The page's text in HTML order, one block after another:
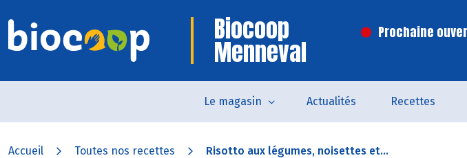
Biocoop
Menneval
Prochaine
Le magasin Actualités Recettes
Accueil Toutes nos recettes Risotto aux légumes, noisettes et...